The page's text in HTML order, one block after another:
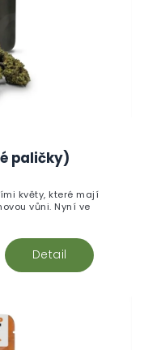
paličky)
Detail
květy, které mají
vůni. Nyní ve